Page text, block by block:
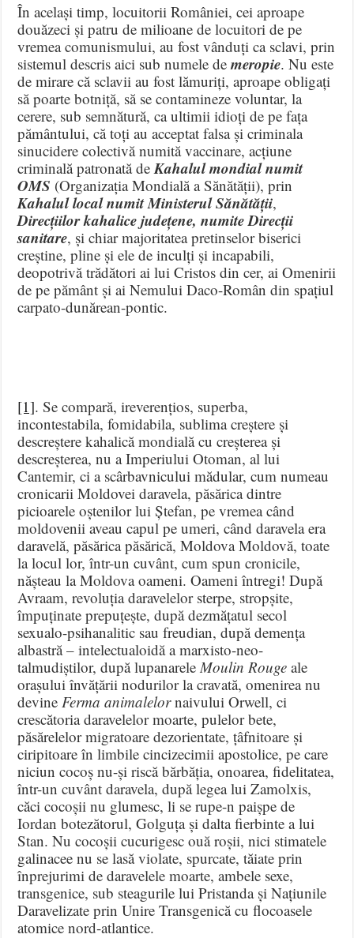
În același timp, locuitorii României, cei aproape
douăzeci și patru de milioane de locuitori de pe
vremea comunismului, au fost vânduți ca sclavi, prin
sistemul descris aici sub numele demeropie. Nu este
de mirare că sclavii au fost lămuriți, aproape obligați
să poarte botniță, să se contamineze voluntar, la
cerere, sub semnătură, ca ultimii idioți de pe fața
pământului, că toți au acceptat falsa și criminala
sinucidere colectivă numită vaccinare, acțiune
criminală patronată de Kahalul mondial numit
OMS (Organizația Mondială a Sănătății), prin
Kahalul local numit Ministerul Sănătății,
Direcțiilor kahalice județene, numite Direcții
sanitare, și chiar majoritatea pretinselor biserici
creștine, pline și ele de inculți și incapabili,
deopotrivă trădători ai lui Cristos din cer, ai Omenirii
de pe pământ și ai Nemului Daco-Român din spațiul
carpato-dunărean-pontic.
[1]. Se compară, ireverențios, superba,
incontestabila, fomidabila, sublima creștere și
descreștere kahalică mondială cu creșterea și
descreșterea, nu a Imperiului Otoman, al lui
Cantemir, ci a scârbavnicului mădular, cum numeau
cronicarii Moldovei daravela, păsărica dintre
picioarele oștenilor lui Ștefan, pe vremea când
moldovenii aveau capul pe umeri, când daravela era
daravelă, păsărica păsărică, Moldova Moldovă, toate
la locul lor, într-un cuvânt, cum spun cronicile,
nășteau la Moldova oameni. Oameni întregi! După
Avraam, revoluția daravelelor sterpe, stropșite,
împuținate prepuțește, după dezmățatul secol
sexualo-psihanalitic sau freudian, după demența
albastră – intelectualoidă a marxisto-neo-
talmudiștilor, după lupanarele Moulin Rouge ale
orașului învățării nodurilor la cravată, omenirea nu
devine Ferma animalelornaivului Orwell, ci
crescătoria daravelelor moarte, pulelor bete,
păsărelelor migratoare dezorientate, țâfnitoare și
ciripitoare în limbile cincizecimii apostolice, pe care
niciun cocoș nu-și riscă bărbăția, onoarea, fidelitatea,
într-un cuvânt daravela, după legea lui Zamolxis,
căci cocoșii nu glumesc, li se rupe-n paișpe de
Iordan botezătorul, Golguța și dalta fierbinte a lui
Stan. Nu cocoșii cucurigesc ouă roșii, nici stimatele
galinacee nu se lasă violate, spurcate, tăiate prin
înprejurimi de daravelele moarte, ambele sexe,
transgenice, sub steagurile lui Pristanda și Națiunile
Daravelizate prin Unire Transgenică cu flocoasele
atomice nord-atlantice.